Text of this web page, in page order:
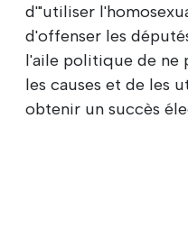
d'"utiliser
d'offenser les
l'aile politique de ne
les causes et de les
obtenir un succès